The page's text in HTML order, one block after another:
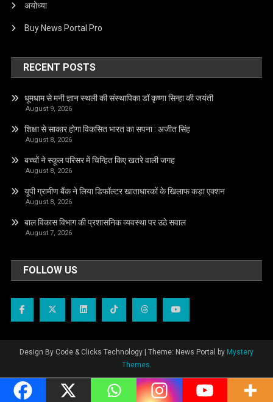
अयोध्या
Buy News Portal Pro
RECENT POSTS
धूमधाम से मनी ज्ञान स्थली की संस्थापिका डॉ कृष्णा सिन्हा की जयंती
August 9, 2026
शिक्षा से साकार होगा विकसित भारत का सपना : अजीत सिंह
August 8, 2026
बच्चों ने स्कूल परिसर में चिन्हित किए खतरे वाली जगह
August 8, 2026
यूपी ग्रामीण बैंक ने लिया डिफॉल्टर खाताधारकों के खिलाफ कड़ा एक्शन
August 8, 2026
बाल विकास विभाग की प्रशासनिक व्यवस्था पर उठे सवाल
August 7, 2026
FOLLOW US
Design By Code & Clicks Technology Theme: News Portal by Mystery
Themes.